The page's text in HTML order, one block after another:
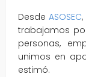
Desde ASOSEC
trabajamos
personas,
unimos en
estimó.